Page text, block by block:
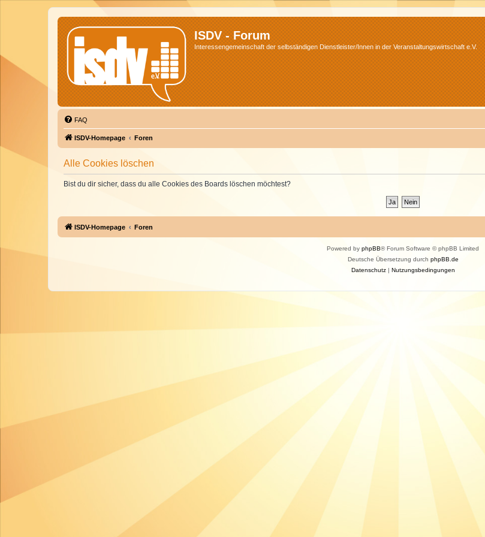
ISDV - Forum
Interessengemeinschaft der selbständigen Dienstleister/Innen in der Veranstaltungswirtschaft e.V.
FAQ
ISDV-Homepage Foren
Alle Cookies löschen
Bist du dir sicher, dass du alle Cookies des Boards löschen möchtest?
ISDV-Homepage Foren
Powered by phpBB® Forum Software © phpBB Limited
Deutsche Übersetzung durch phpBB.de
Datenschutz| Nutzungsbedingungen